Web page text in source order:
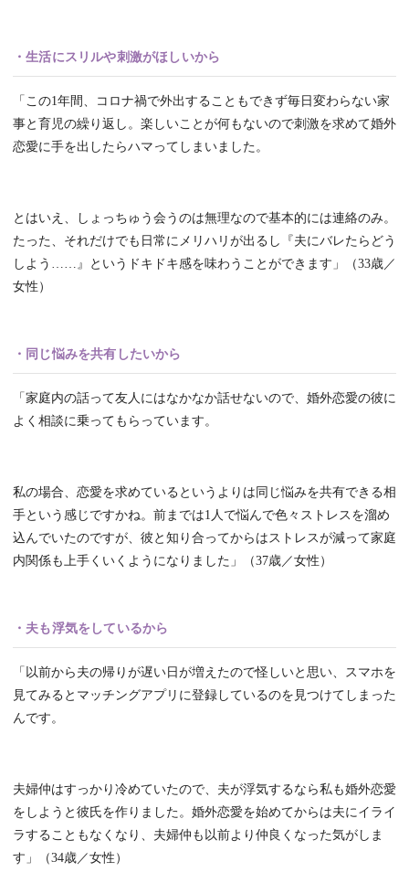
・生活にスリルや刺激がほしいから
「この1年間、コロナ禍で外出することもできず毎日変わらない家
事と育児の繰り返し。楽しいことが何もないので刺激を求めて婚外
恋愛に手を出したらハマってしまいました。
とはいえ、しょっちゅう会うのは無理なので基本的には連絡のみ。
たった、それだけでも日常にメリハリが出るし『夫にバレたらどう
しよう……』というドキドキ感を味わうことができます」（33歳／
女性）
・同じ悩みを共有したいから
「家庭内の話って友人にはなかなか話せないので、婚外恋愛の彼に
よく相談に乗ってもらっています。
私の場合、恋愛を求めているというよりは同じ悩みを共有できる相
手という感じですかね。前までは1人で悩んで色々ストレスを溜め
込んでいたのですが、彼と知り合ってからはストレスが減って家庭
内関係も上手くいくようになりました」（37歳／女性）
・夫も浮気をしているから
「以前から夫の帰りが遅い日が増えたので怪しいと思い、スマホを
見てみるとマッチングアプリに登録しているのを見つけてしまった
んです。
夫婦仲はすっかり冷めていたので、夫が浮気するなら私も婚外恋愛
をしようと彼氏を作りました。婚外恋愛を始めてからは夫にイライ
ラすることもなくなり、夫婦仲も以前より仲良くなった気がしま
す」（34歳／女性）